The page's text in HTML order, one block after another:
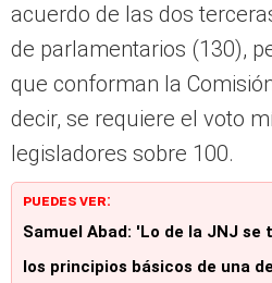
acuerdo de las dos
de parlamentarios (130),
que conforman la
decir, se requiere el voto
legisladores sobre 100.
PUEDES VER:
Samuel Abad: 'Lo de la JNJ
los principios básicos de una